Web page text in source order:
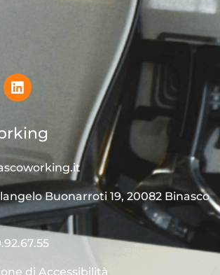
Buonarroti 19, 20082 Binasco
di Accessibilità